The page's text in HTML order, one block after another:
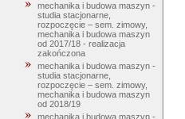
mechanika i budowa maszyn -
studia stacjonarne,
rozpoczęcie – sem. zimowy,
mechanika i budowa maszyn
od 2017/18 - realizacja
zakończona
mechanika i budowa maszyn -
studia stacjonarne,
rozpoczęcie – sem. zimowy,
mechanika i budowa maszyn
od 2018/19
mechanika i budowa maszyn -